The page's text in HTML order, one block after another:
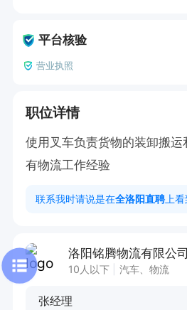
平台核验
营业执照
职位详情
使用叉车负责货物的装卸搬运
有物流工作经验
联系我时请说是在全洛阳直聘 上
洛阳铭腾物流有限公司
10人以下 汽车、物流
张经理